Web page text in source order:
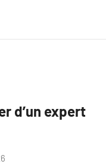
d’un expert